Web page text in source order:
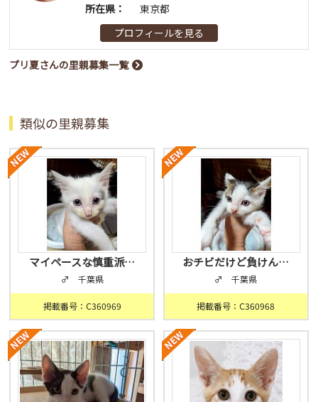
所在県：
東京都
プロフィールを見る
プリ夏さんの里親募集一覧
類似の里親募集
マイペースな慎重派…
♂ 千葉県
掲載番号：C360969
おチビだけど負けん…
♂ 千葉県
掲載番号：C360968